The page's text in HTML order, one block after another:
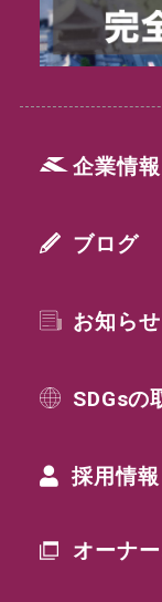
企業情報
ブログ
お知らせ
SDGsの
採用情報
オーナ